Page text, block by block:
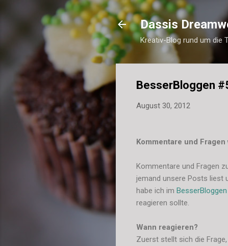
Dassis
Kreativ-Blog rund um die
BesserBloggen
August 30, 2012
Kommentare und
Kommentare und Fragen
jemand unsere Posts liest
habe ich im
reagieren sollte.
Wann reagieren?
Zuerst stellt sich die